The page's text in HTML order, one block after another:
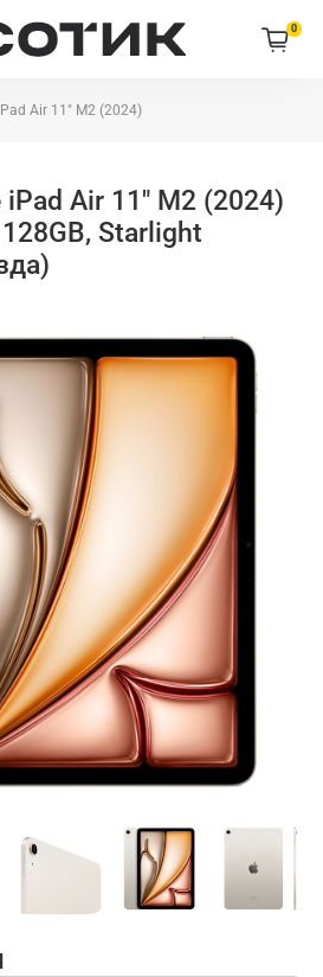
0
Air 11" M2 (2024)
Air 11" M2 (2024)
Starlight